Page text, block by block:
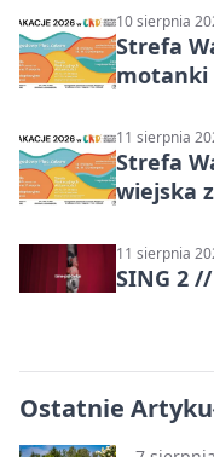
10 sierpnia
Strefa
motanki
11 sierpnia
Strefa
wiejska
11 sierpnia
SING 2
Ostatnie